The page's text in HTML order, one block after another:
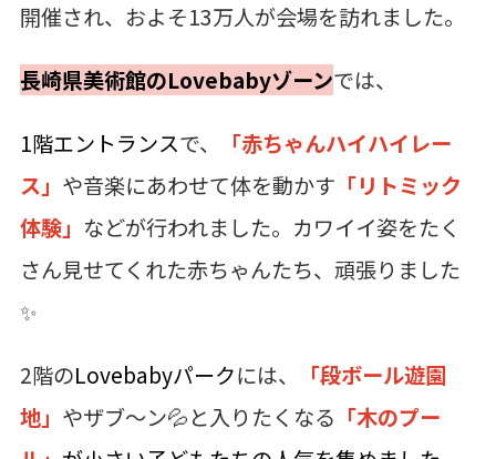
開催され、およそ13万人が会場を訪れました。
長崎県美術館のLovebabyゾーンでは、
1階エントランスで、
「赤ちゃんハイハイレー
ス」 や音楽にあわせて体を動かす 「リトミック
体験」 などが行われました。カワイイ姿をたく
さん見せてくれた赤ちゃんたち、頑張りました
✨
2階のLovebabyパークには、
「段ボール遊園
地」 やザブ～ン💦と入りたくなる 「木のプー